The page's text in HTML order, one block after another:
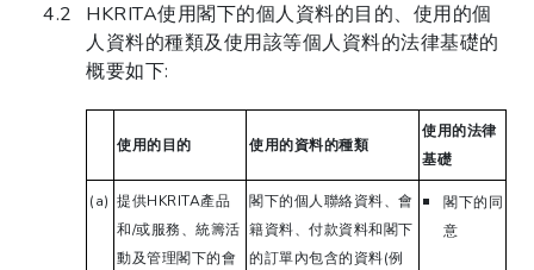
HKRITA使用閣下的個人資料的目的、使用的個
人資料的種類及使用該等個人資料的法律基礎的
概要如下:
使用的目的 使用的資料的種類
使用的法律
基礎
(a) 提供HKRITA產品
和/或服務、統籌活
動及管理閣下的會
閣下的個人聯絡資料、會
籍資料、付款資料和閣下
的訂單內包含的資料(例
閣下的同
意